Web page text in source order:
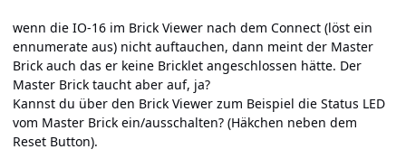
wenn die IO-16 im Brick Viewer nach dem Connect (löst ein
ennumerate aus) nicht auftauchen, dann meint der Master
Brick auch das er keine Bricklet angeschlossen hätte. Der
Master Brick taucht aber auf, ja?
Kannst du über den Brick Viewer zum Beispiel die Status LED
vom Master Brick ein/ausschalten? (Häkchen neben dem
Reset Button).